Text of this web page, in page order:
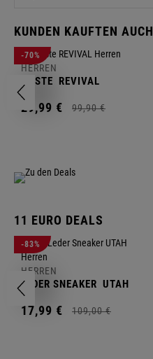
KUNDEN KAUFTEN AUCH
-70%
HERREN
WESTE REVIVAL
29,99 € 99,90 €
11 EURO DEALS
-83%
HERREN
LEDER SNEAKER UTAH
17,99 € 109,00 €